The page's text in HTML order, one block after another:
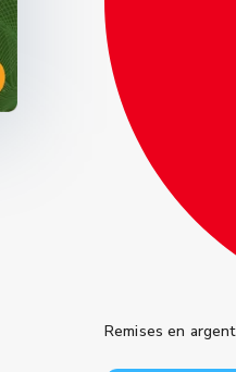
Remises en argent